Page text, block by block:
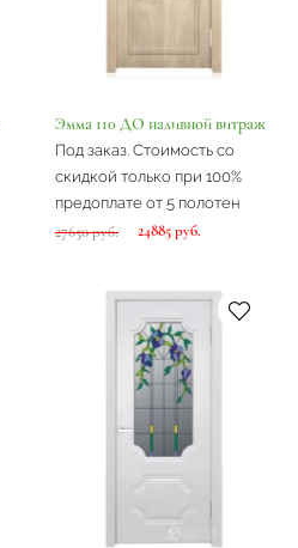
Эмма 110 ДО наливной витраж
Под заказ. Стоимость со
скидкой только при 100%
предоплате от 5 полотен
27650 руб. 24885 руб.